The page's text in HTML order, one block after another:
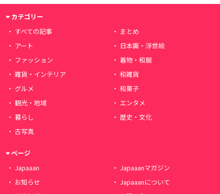
カテゴリー
すべての記事
まとめ
アート
日本画・浮世絵
ファッション
着物・和服
雑貨・インテリア
和雑貨
グルメ
和菓子
観光・地域
エンタメ
暮らし
歴史・文化
古写真
ページ
Japaaan
Japaaanマガジン
お知らせ
Japaaanについて